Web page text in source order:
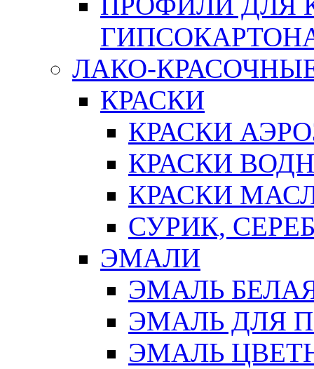
ЛАКО-
КРАСКИ
КРАСКИ
КРАСКИ
КРАСКИ
СУРИК,
ЭМАЛИ
ЭМАЛЬ
ЭМАЛЬ ДЛЯ
ЭМАЛЬ